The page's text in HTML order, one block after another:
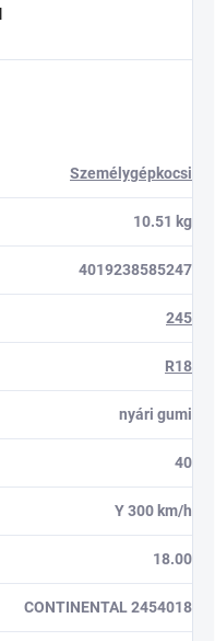
Személygépkocsi
10.51 kg
4019238585247
245
R18
nyári gumi
40
Y 300 km/h
18.00
CONTINENTAL 2454018